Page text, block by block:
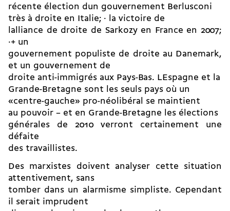
récente élection dun gouvernement Berlusconi
très à droite en Italie; · la victoire de
lalliance de droite de Sarkozy en France en 2007;
·+ un
gouvernement populiste de droite au Danemark,
et un gouvernement de
droite anti-immigrés aux Pays-Bas. LEspagne et la
Grande-Bretagne sont les seuls pays où un
«centre-gauche» pro-néolibéral se maintient
au pouvoir – et en Grande-Bretagne les élections
générales de 2010 verront certainement une
défaite
des travaillistes.
Des marxistes doivent analyser cette situation
attentivement, sans
tomber dans un alarmisme simpliste. Cependant
il serait imprudent